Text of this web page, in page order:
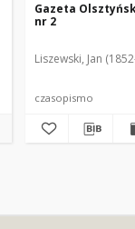
Gazeta
nr 2
Liszewski, Jan
czasopismo